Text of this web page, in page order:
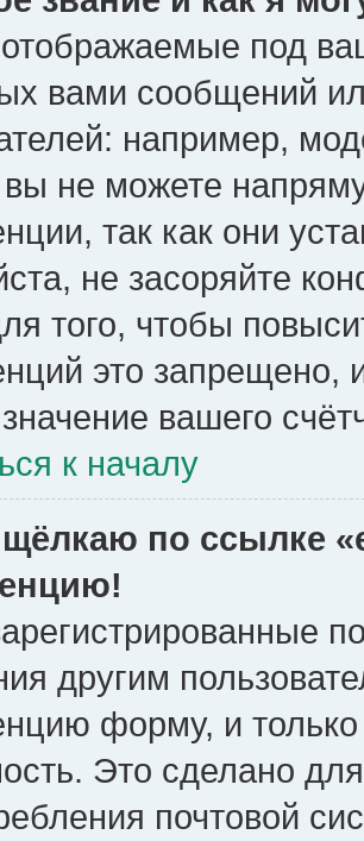
под
вами сообщений
например,
не можете
так как они
не засоряйте
того, чтобы
это запрещено,
вашего
к началу
щёлкаю по ссылке
другим
форму, и
Это сделано
почтовой